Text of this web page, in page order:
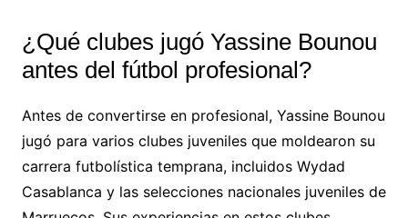
¿Qué clubes jugó Yassine Bounou
antes del fútbol profesional?
Antes de convertirse en profesional, Yassine Bounou
jugó para varios clubes juveniles que moldearon su
carrera futbolística temprana, incluidos Wydad
Casablanca y las selecciones nacionales juveniles de